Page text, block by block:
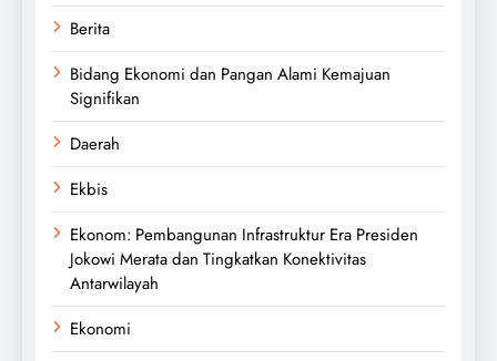
Berita
Bidang Ekonomi dan Pangan Alami Kemajuan
Signifikan
Daerah
Ekbis
Ekonom: Pembangunan Infrastruktur Era Presiden
Jokowi Merata dan Tingkatkan Konektivitas
Antarwilayah
Ekonomi